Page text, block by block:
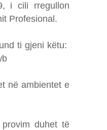
i cili rregullon
Profesional.
ti gjeni këtu:
në ambientet e
duhet të